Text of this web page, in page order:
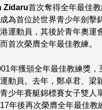
Zidaru首次奪得全年最佳
為首位於世界青少年劍擊
運動員，其後於青年奧運
首次榮膺全年最佳教練。
年獲頒全年最佳教練獎，
動員。去年，鄭卓君、梁
少年賽艇錦標賽女子雙人
年後再次榮膺全年最佳教